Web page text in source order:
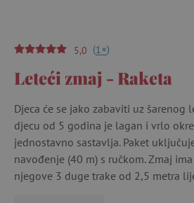
5,0 (1+)
Leteći zmaj - Raketa
Djeca će se jako zabaviti uz šarenog
djecu od 5 godina je lagan i vrlo
jednostavno sastavlja. Paket
navođenje (40 m) s ručkom. Zmaj
njegove 3 duge trake od 2,5 metra